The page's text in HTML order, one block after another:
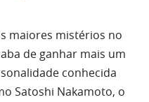
maiores mistérios no
de ganhar mais um
conhecida
Satoshi Nakamoto, o